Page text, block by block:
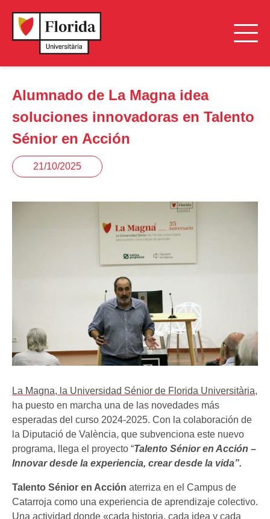
Alumnado de La Magna idea
soluciones innovadoras en Talento
Sénior en Acción
21/10/2025
La Magna, la Universidad Sénior de Florida Universitària,
ha puesto en marcha una de las novedades más
esperadas del curso 2024-2025. Con la colaboración de
la Diputació de València, que subvenciona este nuevo
programa, llega el proyecto “Talento Sénior en Acción –
Innovar desde la experiencia, crear desde la vida”.
Talento Sénior en Acción aterriza en el Campus de
Catarroja como una experiencia de aprendizaje colectivo.
Una actividad donde «cada historia, cada idea y cada